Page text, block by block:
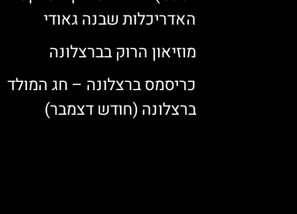
האדריכלות שבנה גאודי
מוזיאון הרוק בברצלונה
כריסמס ברצלונה – חג המולד
ברצלונה (חודש דצמבר)